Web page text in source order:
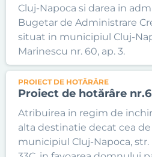
Cluj-Napoca si darea in
Bugetar de Administrare
situat in municipiul Cluj-
Marinescu nr. 60, ap. 3.
PROIECT DE HOTĂRÂRE
Proiect de hotărâre nr.6
Atribuirea in regim de
alta destinatie decat cea
municipiul Cluj-Napoca, str.